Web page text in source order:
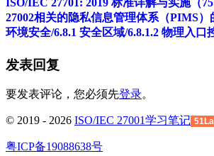
ISO/IEC 27701: 2019 标准详解与实施（
27002相关的隐私信息管理体系（PIMS）
环境安全/6.8.1 安全区域/6.8.1.2 物理入口
发表回复
要发表评论，您必须先登录。
© 2019 - 2026 ISO/IEC 27001学习笔记 51La
粤ICP备19088638号